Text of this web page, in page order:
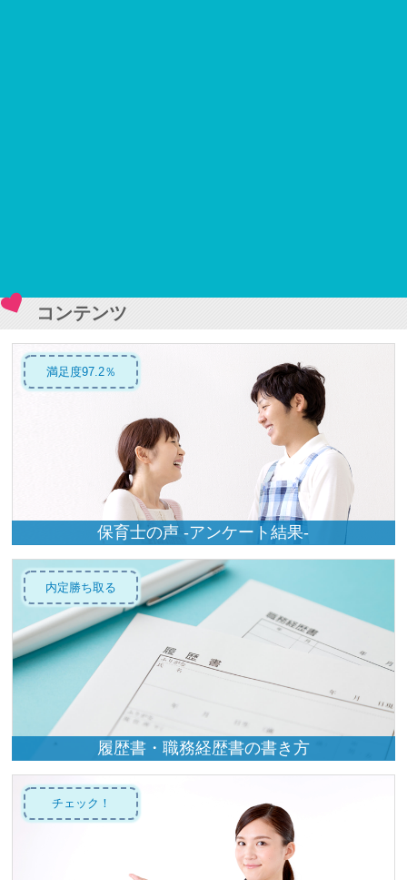
コンテンツ
満足度97.2％
保育士の声 -アンケート結果-
内定勝ち取る
履歴書・職務経歴書の書き方
チェック！